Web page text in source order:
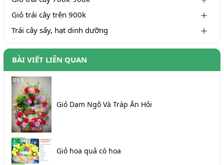
Giỏ trái cây trên 900k
Trái cây sấy, hạt dinh dưỡng
BÀI VIẾT LIÊN QUAN
Giỏ Dạm Ngõ Và Tráp Ăn Hỏi
Giỏ hoa quả có hoa